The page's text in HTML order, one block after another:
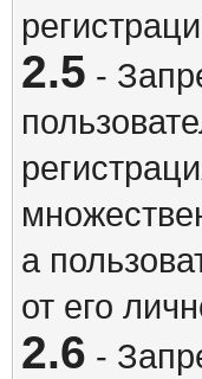
2.5 -
а
от его
2.6 -